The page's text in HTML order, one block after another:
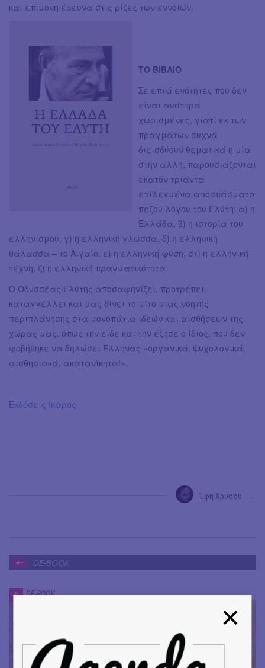
και επίμονη έρευνα στις ρίζες των εννοιών.
ΤΟ ΒΙΒΛΙΟ
Σε επτά ενότητες που δεν
είναι αυστηρά
χωρισμένες, γιατί εκ των
πραγμάτων συχνά
διεισδύουν θεματικά η μία
στην άλλη, παρουσιάζονται
εκατόν τριάντα
επιλεγμένα αποσπάσματα
πεζού λόγου του Ελύτη: α) η
Ελλάδα, β) η ιστορία του
ελληνισμού, γ) η ελληνική γλώσσα, δ) η ελληνική
θάλασσα – το Αιγαίο, ε) η ελληνική φύση, στ) η ελληνική
τέχνη, ζ) η ελληνική πραγματικότητα.
Ο Οδυσσέας Ελύτης αποσαφηνίζει, προτρέπει,
καταγγέλλει και μας δίνει το μίτο μιας νοητής
περιπλάνησης στα μονοπάτια ιδεών και αισθήσεων της
χώρας μας, όπως την είδε και την έζησε ο ίδιος, που δεν
φοβήθηκε να δηλώσει Έλληνας «οργανικά, ψυχολογικά,
αισθησιακά, ακατανίκητα!».
Εκδόσεις Ίκαρος
Έφη Χρυσού
DE-BOOK
# DE-BOOK